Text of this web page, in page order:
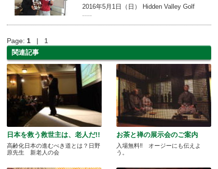
2016年5月1日（日） Hidden Valley Golf
Page: 1 | 1
関連記事
日本を救う救世主は、老人だ!!
高齢化日本の進むべき道とは？日野
原先生 新老人の会
お茶と禅の展示会のご案内
入場無料!! オージーにも伝えよ
う。